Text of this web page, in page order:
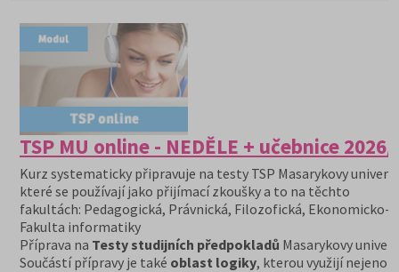
TSP MU online - NEDĚLE + učebnice 2026/
Kurz systematicky připravuje na testy TSP Masarykovy
které se používají jako přijímací zkoušky a to na těchto
fakultách: Pedagogická, Právnická, Filozofická, Ekonomicko-
Fakulta informatiky
Příprava na Testy studijních předpokladů Masarykovy
Součástí přípravy je také oblast logiky, kterou využijí